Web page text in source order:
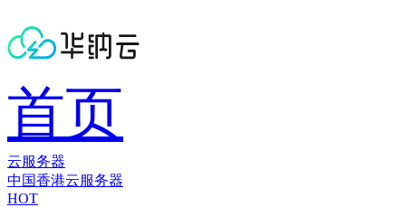
首页
云服务器
中国香港云服务器
HOT